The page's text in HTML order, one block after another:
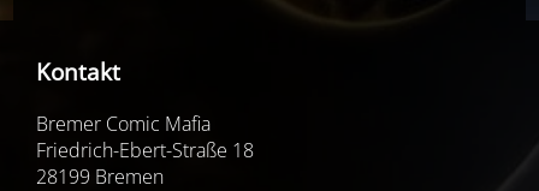
Kontakt
Bremer Comic Mafia
Friedrich-Ebert-Straße 18
28199 Bremen